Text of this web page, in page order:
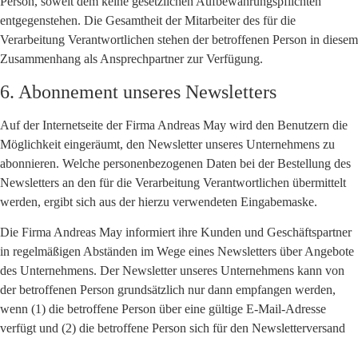
entgegenstehen. Die Gesamtheit der Mitarbeiter des für die
Verarbeitung Verantwortlichen stehen der betroffenen Person in diesem
Zusammenhang als Ansprechpartner zur Verfügung.
6. Abonnement unseres Newsletters
Auf der Internetseite der Firma Andreas May wird den Benutzern die
Möglichkeit eingeräumt, den Newsletter unseres Unternehmens zu
abonnieren. Welche personenbezogenen Daten bei der Bestellung des
Newsletters an den für die Verarbeitung Verantwortlichen übermittelt
werden, ergibt sich aus der hierzu verwendeten Eingabemaske.
Die Firma Andreas May informiert ihre Kunden und Geschäftspartner
in regelmäßigen Abständen im Wege eines Newsletters über Angebote
des Unternehmens. Der Newsletter unseres Unternehmens kann von
der betroffenen Person grundsätzlich nur dann empfangen werden,
wenn (1) die betroffene Person über eine gültige E-Mail-Adresse
verfügt und (2) die betroffene Person sich für den Newsletterversand